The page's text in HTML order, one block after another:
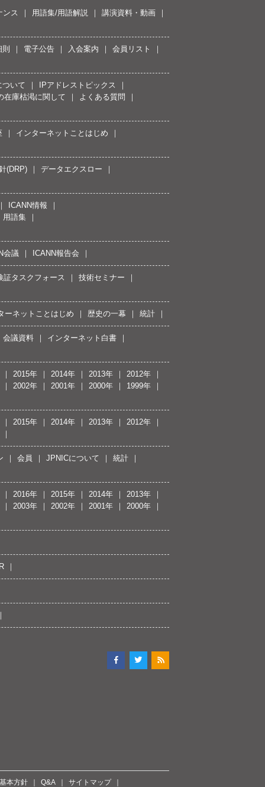
ンス 用語集/用語解説 講演資料・動画
電子公告 入会案内 会員リスト
ついて
IPアドレストピックス
在庫枯渇に関して
よくある質問
インターネットことはじめ
(DRP) データエクスロー
ICANN情報
用語集
会議 ICANN報告会
タスクフォース 技術セミナー
ーネットことはじめ 歴史の一幕 統計
会議資料 インターネット白書
2015年 2014年 2013年
2012年
2002年
2001年 2000年 1999年
2015年 2014年 2013年 2012年
会員 JPNICについて 統計
2016年 2015年 2014年
2013年
2003年
2002年 2001年 2000年
本方針 Q&A サイトマップ